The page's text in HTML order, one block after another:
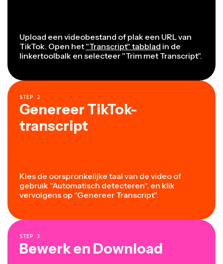
Upload een videobestand of plak een URL van
TikTok. Open het "Transcript" tabblad in de
linkertoolbalk en selecteer "Trim met Transcript".
STEP 2
Genereer TikTok-
transcript
Kies de oorspronkelijke taal van de video of
gebruik "Automatisch detecteren", en klik
vervolgens op "Genereer Transcript".
STEP 3
Bewerk en Download